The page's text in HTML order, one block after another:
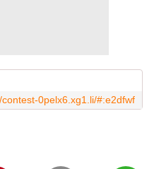
contest-0pelx6.xg1.li/#:e2dfwf